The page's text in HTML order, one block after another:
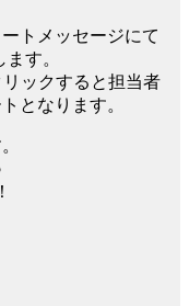
トメッセージにて
す。
ックすると担当者
となります。